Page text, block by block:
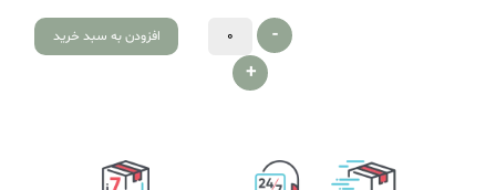
-
+
افزودن به سبد خرید